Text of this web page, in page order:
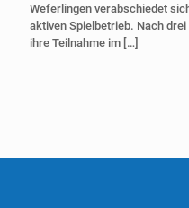
Weferlingen verabschiedet
aktiven Spielbetrieb. Nach
ihre Teilnahme im […]